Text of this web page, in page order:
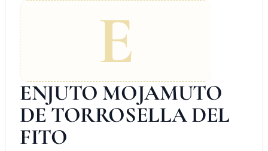
E
ENJUTO MOJAMUTO
DE TORROSELLA DEL
FITO